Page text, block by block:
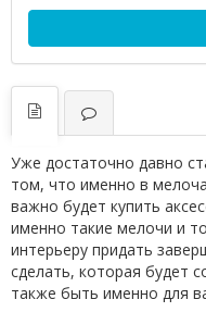
Уже достаточно давно
том, что именно в
важно будет купить
именно такие мелочи и
интерьеру придать
сделать, которая будет
также быть именно для